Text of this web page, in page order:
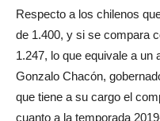
Respecto a los chilenos
de 1.400, y si se compara
1.247, lo que equivale a un
Gonzalo Chacón,
que tiene a su cargo el
cuanto a la temporada